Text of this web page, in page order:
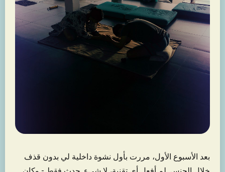
بعد الأسبوع الأول، مررت بأول نشوة داخلية لي بدون قذف